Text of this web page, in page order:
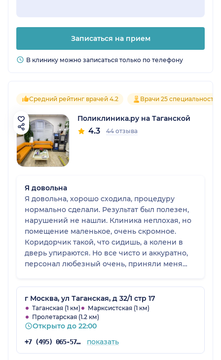
Записаться на прием
В клинику можно записаться только по телефону
Средний рейтинг врачей 4.2 Врачи 25 специальностей
Поликлиника.ру на Таганской
4.3 44 отзыва
Я довольна
Я довольна, хорошо сходила, процедуру
нормально сделали. Результат был полезен,
нарушений не нашли. Клиника неплохая, но
помещение маленькое, очень скромное.
Коридорчик такой, что сидишь, а колени в
дверь упираются. Но все чисто и аккуратно,
персонал любезный очень, приняли меня
посещение. Может быть, приду еще раз, если
потребуется.
г Москва, ул Таганская, д 32/1 стр 17
Таганская (1 км)
Марксистская (1 км)
Пролетарская (1.2 км)
Открыто до 22:00
+7 (495) 065-57-73 показать